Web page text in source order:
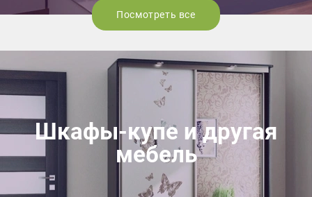
Посмотреть все
Шкафы-купе и другая
мебель